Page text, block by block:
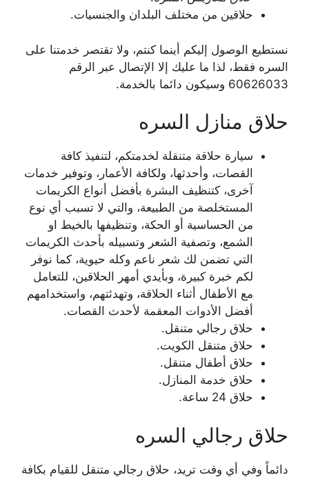
حلاقين من مختلف البلدان والجنسيات.
نستطيع الوصول إليكم أينما كنتم، ولا تقتصر خدمتنا على
السره فقط، لذا ما عليك إلا الإتصال عبر الرقم
60626033 وسيكون دائما بالخدمة.
حلاق منازل السره
سيارة حلاقة متنقلة لخدمتكم، لتنفيذ كافة
القصات، وأحدثها، ولكافة الأعمار، وتوفير خدمات
آخرى، كتنظيف البشرة بأفضل أنواع الكريمات
المستخلصة من الطبيعة، والتي لا تسبب أي نوع
من الحساسية أو الحكة، وتنظيفها بالخيط او
الشمع، وتصفية الشعر وتسبيله بأحدث الكريمات
التي تضمن لك شعر ناعم وكله حيوية، كما نوفر
لكم خبرة كبيرة، وبأيدي أمهر الحلاقين، للتعامل
مع الأطفال أثناء الحلاقة، وتهدئتهم، واستخدامهم
أفضل الأدوات المعقمة لأحدث القصات.
حلاق رجالي متنقل.
حلاق متنقل الكويت.
حلاق أطفال متنقل.
حلاق خدمة المنازل.
حلاق 24 ساعة.
حلاق رجالي السره
دائماً وفي أي وقت تريد، حلاق رجالي متنقل للقيام بكافة